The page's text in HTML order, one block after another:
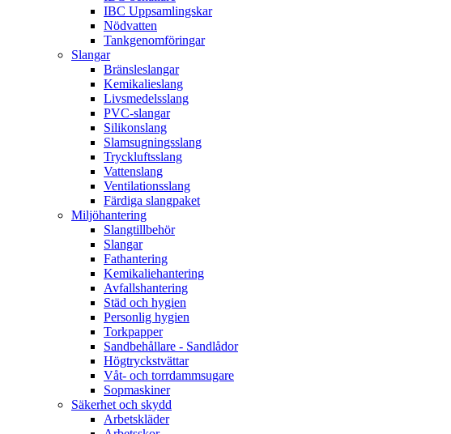
IBC Uppsamlingskar
Nödvatten
Tankgenomföringar
Slangar
Bränsleslangar
Kemikalieslang
Livsmedelsslang
PVC-slangar
Silikonslang
Slamsugningsslang
Tryckluftsslang
Vattenslang
Ventilationsslang
Färdiga slangpaket
Miljöhantering
Slangtillbehör
Slangar
Fathantering
Kemikaliehantering
Avfallshantering
Städ och hygien
Personlig hygien
Torkpapper
Sandbehållare - Sandlådor
Högtryckstvättar
Våt- och torrdammsugare
Sopmaskiner
Säkerhet och skydd
Arbetskläder